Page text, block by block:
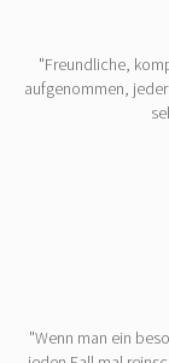
"Freundliche,
aufgenommen,
"Wenn man ein